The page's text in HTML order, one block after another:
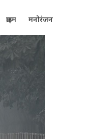
क्राइम मनोरंजन